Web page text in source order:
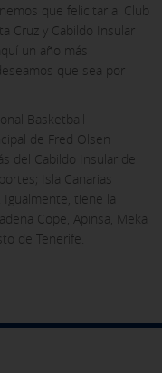
que felicitar al Club
Cruz y Cabildo Insular
un año más
que sea por
Basketball
de Fred Olsen
del Cabildo Insular de
Isla Canarias
Igualmente, tiene la
Cope, Apinsa, Meka
de Tenerife.